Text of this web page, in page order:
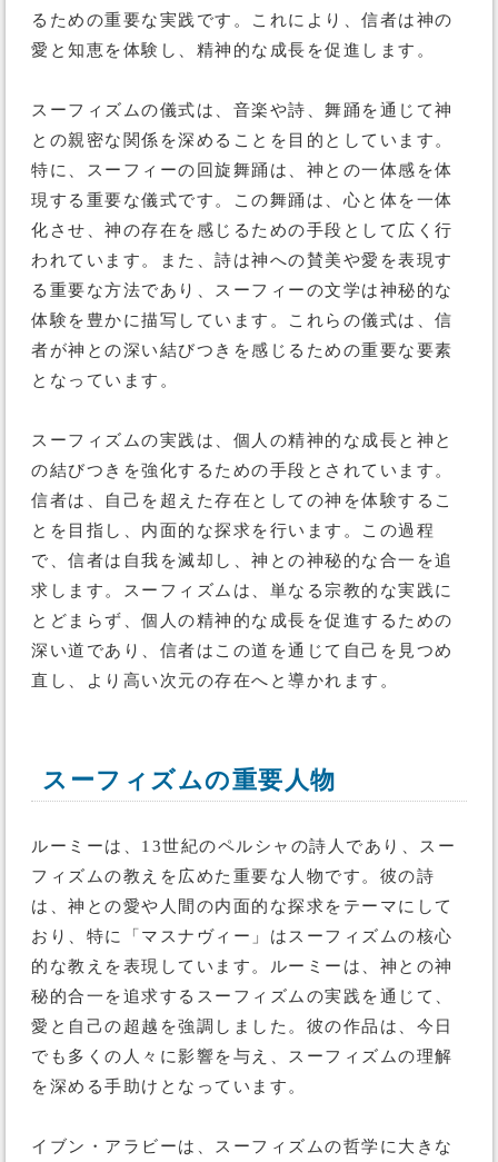
るための重要な実践です。これにより、信者は神の
愛と知恵を体験し、精神的な成長を促進します。
スーフィズムの儀式は、音楽や詩、舞踊を通じて神
との親密な関係を深めることを目的としています。
特に、スーフィーの回旋舞踊は、神との一体感を体
現する重要な儀式です。この舞踊は、心と体を一体
化させ、神の存在を感じるための手段として広く行
われています。また、詩は神への賛美や愛を表現す
る重要な方法であり、スーフィーの文学は神秘的な
体験を豊かに描写しています。これらの儀式は、信
者が神との深い結びつきを感じるための重要な要素
となっています。
スーフィズムの実践は、個人の精神的な成長と神と
の結びつきを強化するための手段とされています。
信者は、自己を超えた存在としての神を体験するこ
とを目指し、内面的な探求を行います。この過程
で、信者は自我を滅却し、神との神秘的な合一を追
求します。スーフィズムは、単なる宗教的な実践に
とどまらず、個人の精神的な成長を促進するための
深い道であり、信者はこの道を通じて自己を見つめ
直し、より高い次元の存在へと導かれます。
スーフィズムの重要人物
ルーミーは、13世紀のペルシャの詩人であり、スー
フィズムの教えを広めた重要な人物です。彼の詩
は、神との愛や人間の内面的な探求をテーマにして
おり、特に「マスナヴィー」はスーフィズムの核心
的な教えを表現しています。ルーミーは、神との神
秘的合一を追求するスーフィズムの実践を通じて、
愛と自己の超越を強調しました。彼の作品は、今日
でも多くの人々に影響を与え、スーフィズムの理解
を深める手助けとなっています。
イブン・アラビーは、スーフィズムの哲学に大きな